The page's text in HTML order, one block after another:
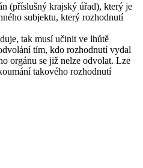
(příslušný krajský úřad), který je
subjektu, který rozhodnutí
tak musí učinit ve lhůtě
tím, kdo rozhodnutí vydal
orgánu se již nelze odvolat. Lze
takového rozhodnutí